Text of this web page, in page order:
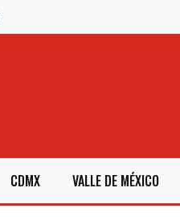
CDMX VALLE DE MÉXICO